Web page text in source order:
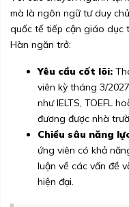
mà là ngôn ngữ tư duy
quốc tế tiếp cận giáo dục
Hàn ngăn trở:
Yêu cầu cốt lõi:
viên kỳ tháng 3/
như IELTS, TOEFL
đương được nhà
Chiều sâu năng
ứng viên có khả
luận về các vấn đề
hiện đại.